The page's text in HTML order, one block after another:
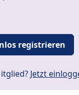
registrieren
Jetzt